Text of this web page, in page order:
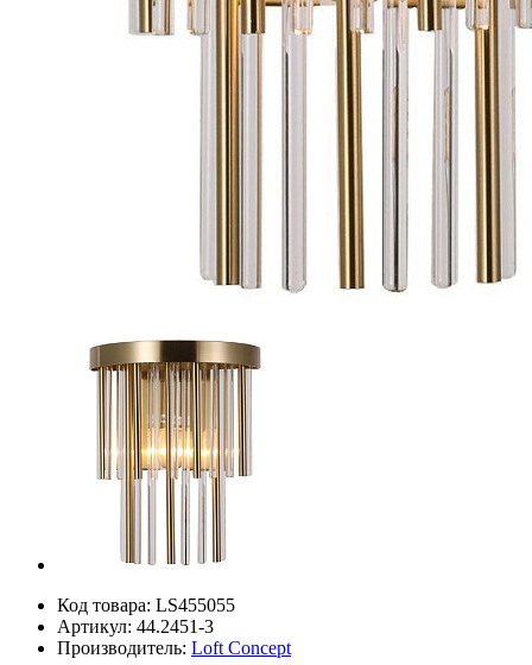
Код товара: LS455055
Артикул: 44.2451-3
Производитель: Loft Concept